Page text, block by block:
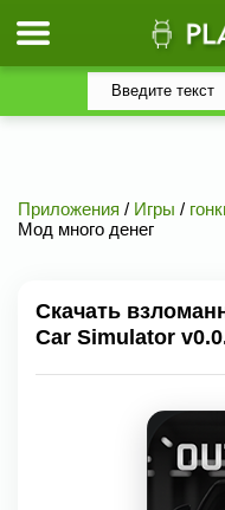
Приложения / Игры /
Мод много денег
Скачать
Car Simulator